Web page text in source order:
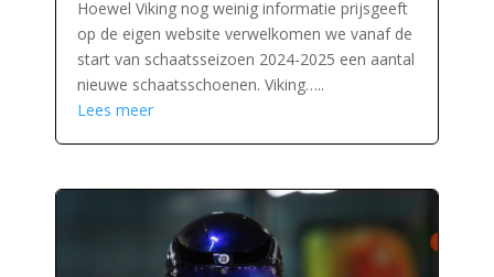
Hoewel Viking nog weinig informatie prijsgeeft
op de eigen website verwelkomen we vanaf de
start van schaatsseizoen 2024-2025 een aantal
nieuwe schaatsschoenen. Viking…..
Lees meer